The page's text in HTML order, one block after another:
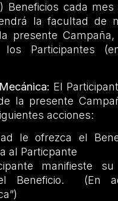
Beneficios cada mes
la facultad de
presente
Participantes
El
la presente
acciones:
le ofrezca el
al Particpante
manifieste
Beneficio. (En